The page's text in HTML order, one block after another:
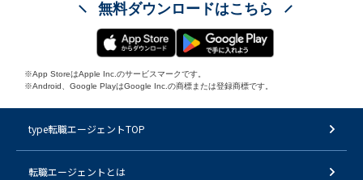
無料ダウンロードはこちら
※App StoreはApple Inc.のサービスマークです。
※Android、Google PlayはGoogle Inc.の商標または登録商標です。
type転職エージェントTOP
転職エージェントとは